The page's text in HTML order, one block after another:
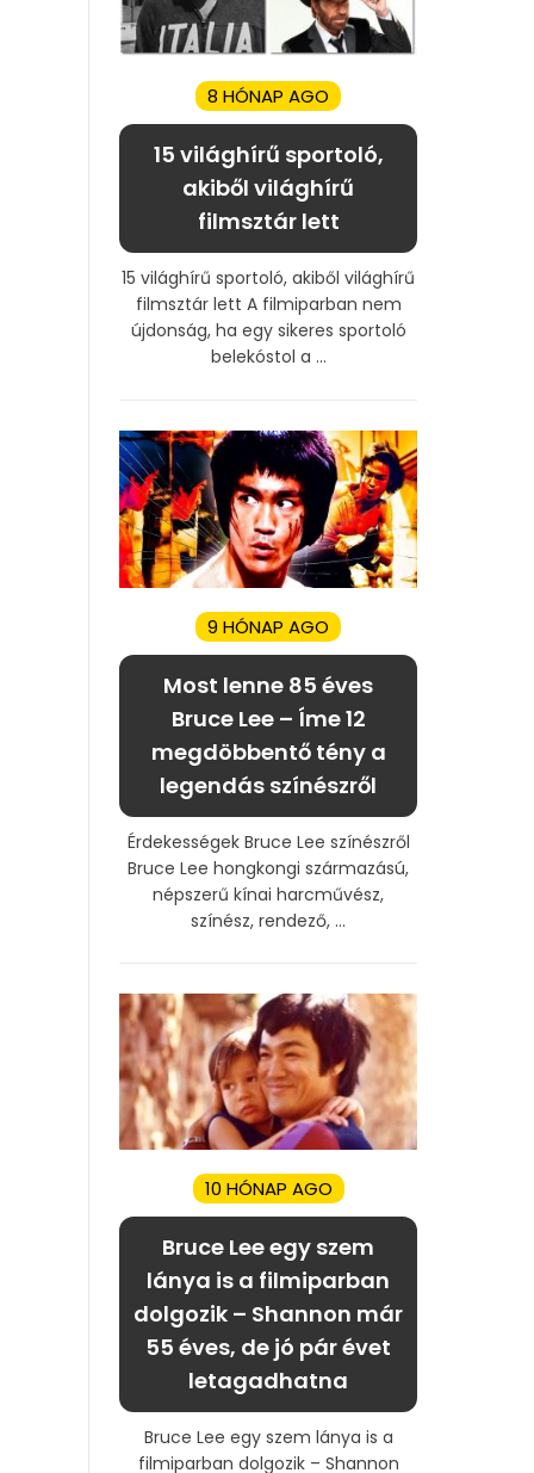
8 HÓNAP AGO
15 világhírű sportoló,
akiből világhírű
filmsztár lett
15 világhírű sportoló, akiből világhírű
filmsztár lett A filmiparban nem
újdonság, ha egy sikeres sportoló
belekóstol a ...
9 HÓNAP AGO
Most lenne 85 éves
Bruce Lee – Íme 12
megdöbbentő tény a
legendás színészről
Érdekességek Bruce Lee színészről
Bruce Lee hongkongi származású,
népszerű kínai harcművész,
színész, rendező, ...
10 HÓNAP AGO
Bruce Lee egy szem
lánya is a filmiparban
dolgozik – Shannon már
55 éves, de jó pár évet
letagadhatna
Bruce Lee egy szem lánya is a
filmiparban dolgozik – Shannon